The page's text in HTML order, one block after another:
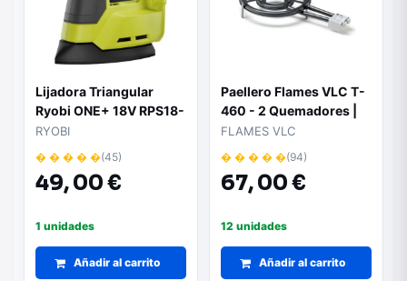
Lijadora Triangular
Ryobi ONE+ 18V RPS18-
0/ Incluye 6 Lijas/ Sin
Batería ni Cargador
RYOBI
� � � � �(45)
49,00 €
1 unidades
Añadir al carrito
Paellero Flames VLC T-
460 - 2 Quemadores |
Diámetro 46cm | Acero
FLAMES VLC
� � � � �(94)
67,00 €
12 unidades
Añadir al carrito